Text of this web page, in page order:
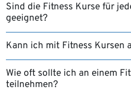
Sind die Fitness Kurse für
geeignet?
Kann ich mit Fitness Kursen
Wie oft sollte ich an einem
teilnehmen?